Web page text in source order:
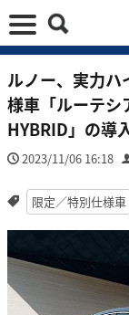
ルノー、実力
様車「ルーテシ
HYBRID」の導
2023/11/06 16:18
限定／特別仕様車